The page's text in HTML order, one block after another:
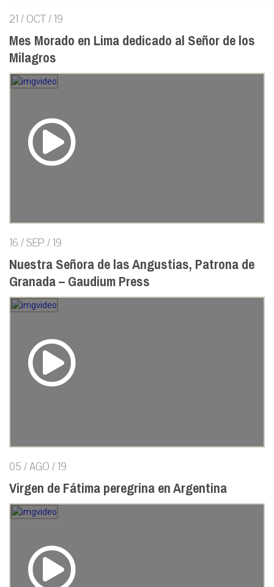
21 / OCT / 19
Mes Morado en Lima dedicado al Señor de los
Milagros
16 / SEP / 19
Nuestra Señora de las Angustias, Patrona de
Granada – Gaudium Press
05 / AGO / 19
Virgen de Fátima peregrina en Argentina